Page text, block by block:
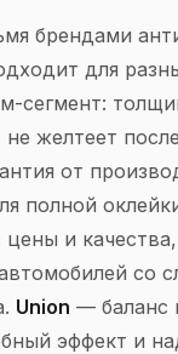
брендами
для
сегмент:
желтеет
от
полной
и
со
Union — баланс
эффект и